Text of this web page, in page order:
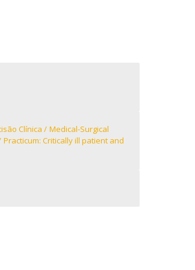
Clínica
Medical-Surgical
Practicum: Critically ill patient and